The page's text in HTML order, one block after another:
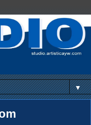
▼